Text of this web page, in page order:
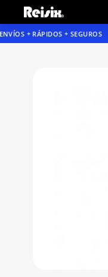
+ RÁPIDOS + SEGUROS